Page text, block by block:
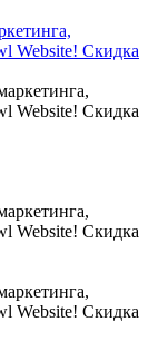
Website! Скидка